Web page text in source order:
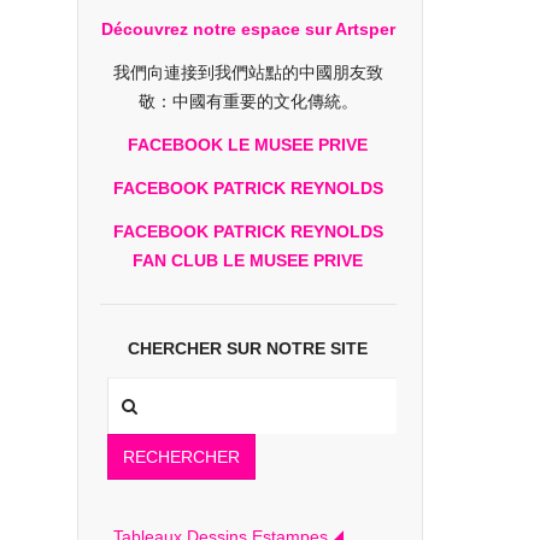
Découvrez notre espace sur Artsper
我們向連接到我們站點的中國朋友致
敬：中國有重要的文化傳統。
FACEBOOK LE MUSEE PRIVE
FACEBOOK PATRICK REYNOLDS
FACEBOOK PATRICK REYNOLDS
FAN CLUB LE MUSEE PRIVE
CHERCHER SUR NOTRE SITE
RECHERCHER